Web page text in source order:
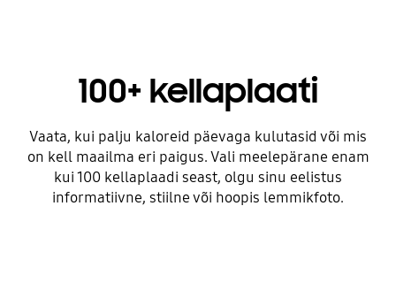
100+ kellaplaati
Vaata, kui palju kaloreid päevaga kulutasid või mis
on kell maailma eri paigus. Vali meelepärane enam
kui 100 kellaplaadi seast, olgu sinu eelistus
informatiivne, stiilne või hoopis lemmikfoto.